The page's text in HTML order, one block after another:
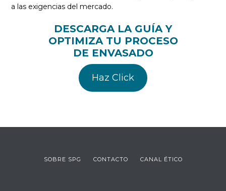
a las exigencias del mercado.
DESCARGA LA GUÍA Y
OPTIMIZA TU PROCESO
DE ENVASADO
Haz Click
SOBRE SPG CONTACTO CANAL ÉTICO